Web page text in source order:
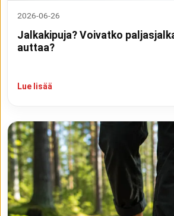
2026-06-26
Jalkakipuja? Voivatko
auttaa?
Lue lisää